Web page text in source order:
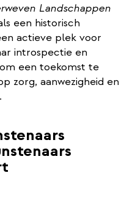
Landschappen
een historisch
actieve plek voor
introspectie en
een toekomst te
zorg, aanwezigheid en